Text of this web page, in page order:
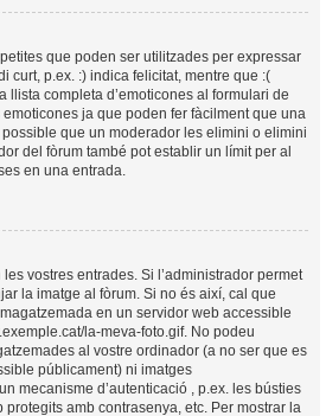
que poden ser utilitzades per expressar
curt, p.ex. :) indica felicitat, mentre que :(
llista completa d’emoticones al formulari de
ja que poden fer fàcilment que una
que un moderador les elimini o elimini
del fòrum també pot establir un límit per al
en una entrada.
vostres entrades. Si l’administrador permet
la imatge al fòrum. Si no és així, cal que
en un servidor web accessible
la-meva-foto.gif. No podeu
al vostre ordinador (a no ser que es
públicament) ni imatges
mecanisme d’autenticació , p.ex. les bústies
amb contrasenya, etc. Per mostrar la